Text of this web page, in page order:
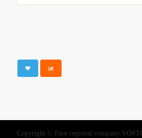
Copyright © First regional company